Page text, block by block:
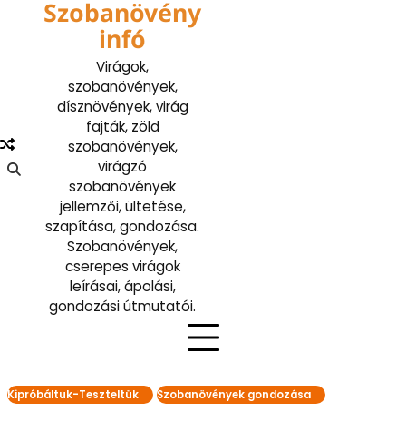
Szobanövény
infó
Virágok,
szobanövények,
dísznövények, virág
fajták, zöld
szobanövények,
virágzó
szobanövények
jellemzői, ültetése,
szapítása, gondozása.
Szobanövények,
cserepes virágok
leírásai, ápolási,
gondozási útmutatói.
Kipróbáltuk-Teszteltük Szobanövények gondozása